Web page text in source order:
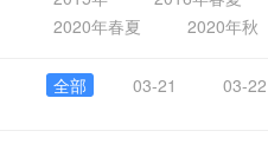
2020年春夏
2020年秋
全部 03-21 03-22